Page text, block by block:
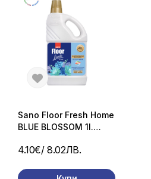
4.10€/ 8.02ЛВ.
Sano Floor Fresh Home
BLUE BLOSSOM 1l.
ароматизиран